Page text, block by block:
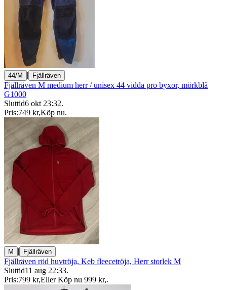
44/M | Fjällräven
Fjällräven M medium herr / unisex 44 vidda pro byxor, mörkblå
G1000
Sluttid6 okt 23:32.
Pris:749 kr,Köp nu.
M | Fjällräven
Fjällräven röd huvtröja, Keb fleecetröja, Herr storlek M
Sluttid11 aug 22:33.
Pris:799 kr,Eller Köp nu 999 kr,.